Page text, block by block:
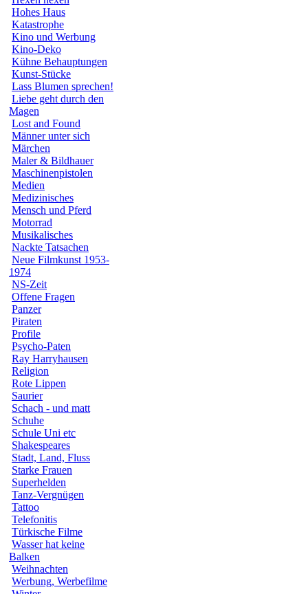
Hohes Haus
Katastrophe
Kino und Werbung
Kino-Deko
Kühne Behauptungen
Kunst-Stücke
Lass Blumen sprechen!
Liebe geht durch den
Magen
Lost and Found
Männer unter sich
Märchen
Maler & Bildhauer
Maschinenpistolen
Medien
Medizinisches
Mensch und Pferd
Motorrad
Musikalisches
Nackte Tatsachen
Neue Filmkunst 1953-
1974
NS-Zeit
Offene Fragen
Panzer
Piraten
Profile
Psycho-Paten
Ray Harryhausen
Religion
Rote Lippen
Saurier
Schach - und matt
Schuhe
Schule Uni etc
Shakespeares
Stadt, Land, Fluss
Starke Frauen
Superhelden
Tanz-Vergnügen
Tattoo
Telefonitis
Türkische Filme
Wasser hat keine
Balken
Weihnachten
Werbung, Werbefilme